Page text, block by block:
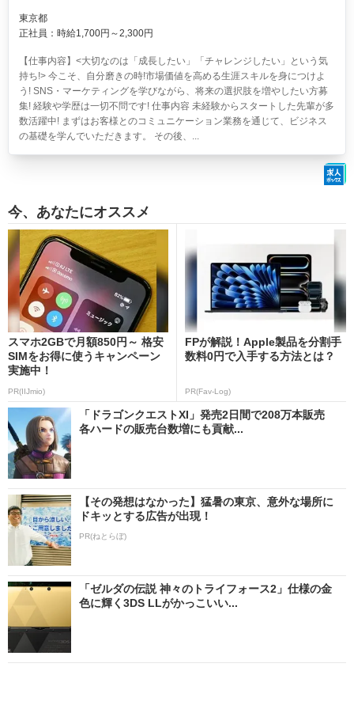
東京都
正社員：時給1,700円～2,300円
【仕事内容】<大切なのは「成長したい」「チャレンジしたい」という気
持ち!> 今こそ、自分磨きの時!市場価値を高める生涯スキルを身につけよ
う! SNS・マーケティングを学びながら、将来の選択肢を増やしたい方募
集! 経験や学歴は一切不問です! 仕事内容 未経験からスタートした先輩が多
数活躍中! まずはお客様とのコミュニケーション業務を通じて、ビジネス
の基礎を学んでいただきます。 その後、...
今、あなたにオススメ
スマホ2GBで月額850円～ 格安
SIMをお得に使うキャンペーン
実施中！
PR(IIJmio)
FPが解説！Apple製品を分割手
数料0円で入手する方法とは？
PR(Fav-Log)
「ドラゴンクエストXI」発売2日間で208万本販売
各ハードの販売台数増にも貢献...
【その発想はなかった】猛暑の東京、意外な場所に
ドキッとする広告が出現！
PR(ねとらぼ)
「ゼルダの伝説 神々のトライフォース2」仕様の金
色に輝く3DS LLがかっこいい...